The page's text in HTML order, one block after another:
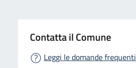
Contatta il Comune
Leggi le domande frequenti